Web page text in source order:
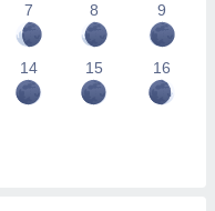
7 8 9
14 15 16